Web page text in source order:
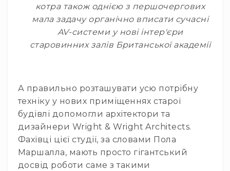
кабелі
Дата
кабелі
системи
Відео/
оптичні
кабелі
Коаксіальні
Роз'єми
котра також однією з першочергових
мала задачу органічно вписати сучасні
AV-системи у нові інтер'єри
старовинних залів Британської академії
А правильно розташувати усю потрібну
техніку у нових приміщеннях старої
будівлі допомогли архітектори та
дизайнери Wright & Wright Architects.
Фахівці цієї студії, за словами Пола
Маршалла, мають просто гігантський
досвід роботи саме з такими